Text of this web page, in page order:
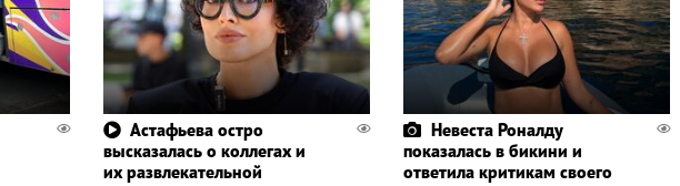
Астафьева остро
высказалась о коллегах и
их развлекательной
Невеста Роналду
показалась в бикини и
ответила критикам своего